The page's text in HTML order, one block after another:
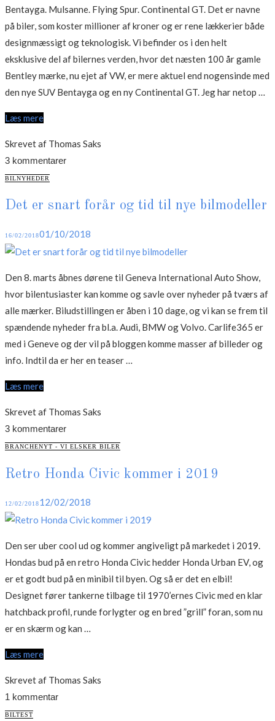
Bentayga. Mulsanne. Flying Spur. Continental GT. Det er navne
på biler, som koster millioner af kroner og er rene lækkerier både
designmæssigt og teknologisk. Vi befinder os i den helt
eksklusive del af bilernes verden, hvor det næsten 100 år gamle
Bentley mærke, nu ejet af VW, er mere aktuel end nogensinde med
den nye SUV Bentayga og en ny Continental GT. Jeg har netop …
Læs mere
Skrevet af Thomas Saks
3 kommentarer
CATEGORIES
BILNYHEDER
Det er snart forår og tid til nye bilmodeller
Posted
on
16/02/201801/10/2018
Den 8. marts åbnes dørene til Geneva International Auto Show,
hvor bilentusiaster kan komme og savle over nyheder på tværs af
alle mærker. Biludstillingen er åben i 10 dage, og vi kan se frem til
spændende nyheder fra bl.a. Audi, BMW og Volvo. Carlife365 er
med i Geneve og der vil på bloggen komme masser af billeder og
info. Indtil da er her en teaser …
nye
Læs mere
Skrevet af Thomas Saks
3 kommentarer
CATEGORIES
BRANCHENYT - VI ELSKER BILER
Retro Honda Civic kommer i 2019
Posted
on
12/02/201812/02/2018
Den ser uber cool ud og kommer angiveligt på markedet i 2019.
Hondas bud på en retro Honda Civic hedder Honda Urban EV, og
er et godt bud på en minibil til byen. Og så er det en elbil!
Designet fører tankerne tilbage til 1970’ernes Civic med en klar
hatchback profil, runde forlygter og en bred ”grill” foran, som nu
er en skærm og kan …
kommer
Læs mere
Skrevet af Thomas Saks
1 kommentar
CATEGORIES
BILTEST